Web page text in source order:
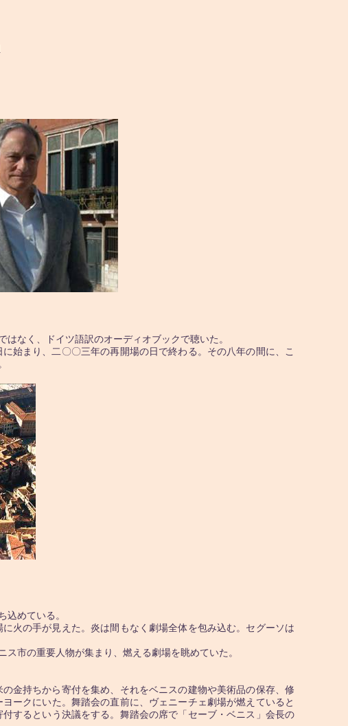
なく、ドイツ語訳のオーディオブックで聴いた。
始まり、二〇〇三年の再開場の日で終わる。その八年の間に、こ
込めている。
火の手が見えた。炎は間もなく劇場全体を包み込む。セグーソは
市の重要人物が集まり、燃える劇場を眺めていた。
金持ちから寄付を集め、それをベニスの建物や美術品の保存、修
ークにいた。舞踏会の直前に、ヴェニーチェ劇場が燃えていると
するという決議をする。舞踏会の席で「セーブ・ベニス」会長の